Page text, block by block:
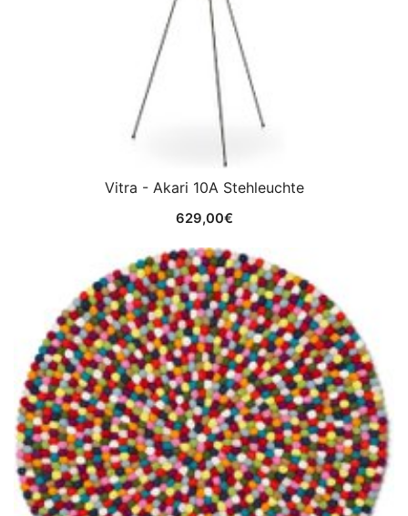
Vitra - Akari 10A Stehleuchte
629,00€